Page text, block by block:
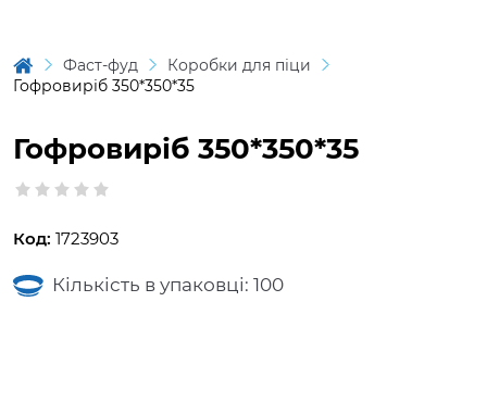
Фаст-фуд
Коробки для піци
Гофровиріб 350*350*35
Гофровиріб 350*350*35
Код: 1723903
Кількість в упаковці: 100